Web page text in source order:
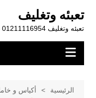
المحتوى
تعبئه وتغليف
تعبئه وتغليف 01211116954 – 01211116956 – 01211116958
الرئيسية
أكياس و